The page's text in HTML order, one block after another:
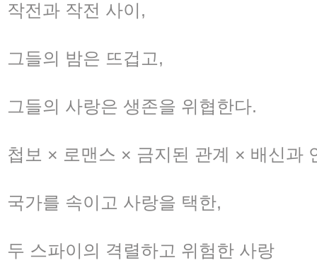
작전과 작전 사이,
그들의 밤은 뜨겁고,
그들의 사랑은 생존을 위협한다.
첩보 × 로맨스 × 금지된 관계 × 배신과
국가를 속이고 사랑을 택한,
두 스파이의 격렬하고 위험한 사랑